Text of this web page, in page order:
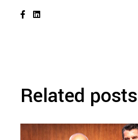
Related posts